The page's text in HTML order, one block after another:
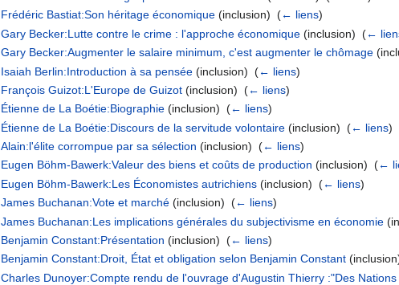
Frédéric Bastiat:Son héritage économique (inclusion) ‎(← liens)
Gary Becker:Lutte contre le crime : l'approche économique (inclusion) ‎(←
Gary Becker:Augmenter le salaire minimum, c'est augmenter le chômage
Isaiah Berlin:Introduction à sa pensée (inclusion) ‎(← liens)
François Guizot:L'Europe de Guizot (inclusion) ‎(← liens)
Étienne de La Boétie:Biographie (inclusion) ‎(← liens)
Étienne de La Boétie:Discours de la servitude volontaire (inclusion) ‎(← liens)
Alain:l'élite corrompue par sa sélection (inclusion) ‎(← liens)
Eugen Böhm-Bawerk:Valeur des biens et coûts de production (inclusion) ‎(←
Eugen Böhm-Bawerk:Les Économistes autrichiens (inclusion) ‎(← liens)
James Buchanan:Vote et marché (inclusion) ‎(← liens)
James Buchanan:Les implications générales du subjectivisme en économie
Benjamin Constant:Présentation (inclusion) ‎(← liens)
Benjamin Constant:Droit, État et obligation selon Benjamin Constant
Charles Dunoyer:Compte rendu de l'ouvrage d'Augustin Thierry :"Des